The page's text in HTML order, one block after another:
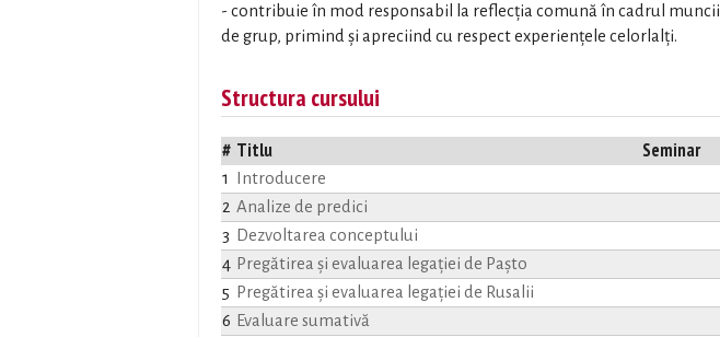
- contribuie în mod responsabil la reflecția comună în cadrul muncii
de grup, primind și apreciind cu respect experiențele celorlalți.
Structura cursului
# Titlu Seminar
1
Introducere
2 Analize de predici
3
Dezvoltarea conceptului
4 Pregătirea și evaluarea legației de Pașto
5
Pregătirea și evaluarea legației de Rusalii
6 Evaluare sumativă